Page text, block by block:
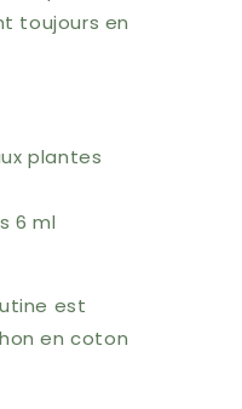
toujours en
plantes
6 ml
est
en coton